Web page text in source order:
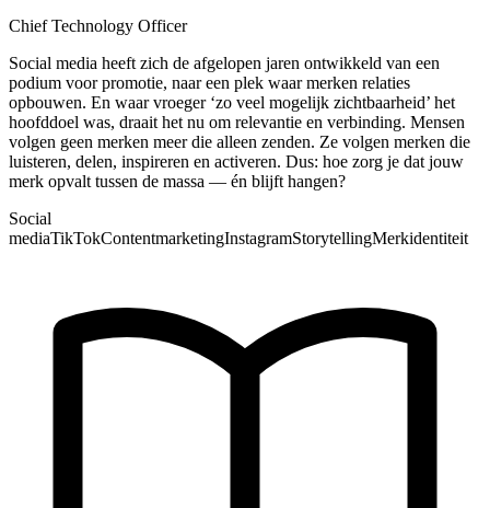
Chief Technology Officer
Social media heeft zich de afgelopen jaren ontwikkeld van een
podium voor promotie, naar een plek waar merken relaties
opbouwen. En waar vroeger ‘zo veel mogelijk zichtbaarheid’ het
hoofddoel was, draait het nu om relevantie en verbinding. Mensen
volgen geen merken meer die alleen zenden. Ze volgen merken die
luisteren, delen, inspireren en activeren. Dus: hoe zorg je dat jouw
merk opvalt tussen de massa — én blijft hangen?
Social
mediaTikTokContentmarketingInstagramStorytellingMerkidentiteit